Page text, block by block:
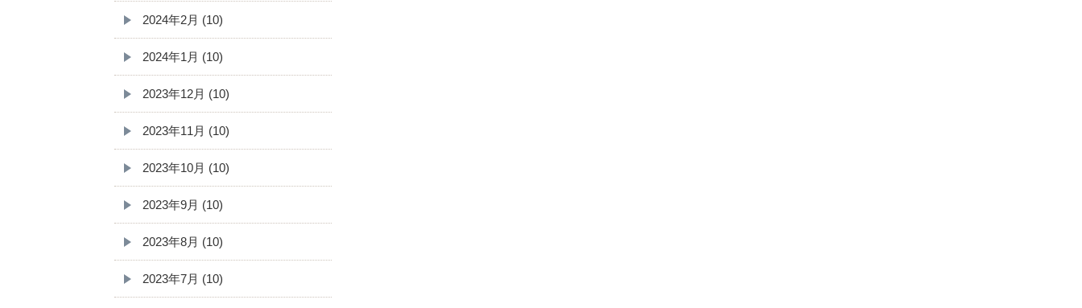
2024年2月 (10)
2024年1月 (10)
2023年12月 (10)
2023年11月 (10)
2023年10月 (10)
2023年9月 (10)
2023年8月 (10)
2023年7月 (10)